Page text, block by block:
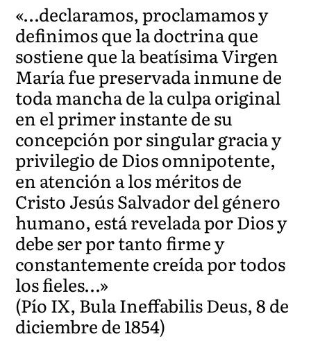
«…declaramos, proclamamos y
definimos que la doctrina que
sostiene que la beatísima Virgen
María fue preservada inmune de
toda mancha de la culpa original
en el primer instante de su
concepción por singular gracia y
privilegio de Dios omnipotente,
en atención a los méritos de
Cristo Jesús Salvador del género
humano, está revelada por Dios y
debe ser por tanto firme y
constantemente creída por todos
los fieles…»
(Pío IX, Bula Ineffabilis Deus, 8 de
diciembre de 1854)